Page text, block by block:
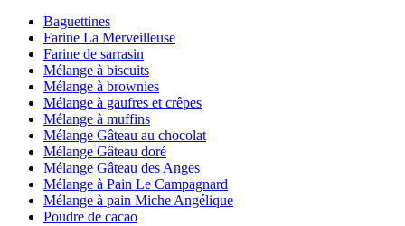
Baguettines
Farine La Merveilleuse
Farine de sarrasin
Mélange à biscuits
Mélange à brownies
Mélange à gaufres et crêpes
Mélange à muffins
Mélange Gâteau au chocolat
Mélange Gâteau doré
Mélange Gâteau des Anges
Mélange à Pain Le Campagnard
Mélange à pain Miche Angélique
Poudre de cacao